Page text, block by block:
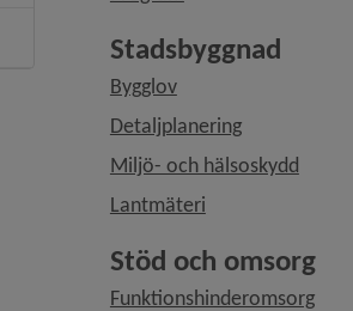
Stadsbyggnad
Bygglov
Detaljplanering
Miljö- och hälsoskydd
Lantmäteri
Stöd och omsorg
Funktionshinderomsorg